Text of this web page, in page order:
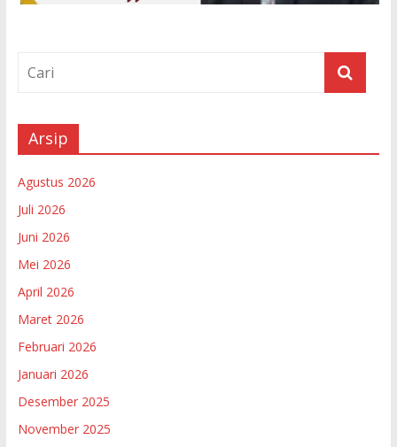
Arsip
Agustus 2026
Juli 2026
Juni 2026
Mei 2026
April 2026
Maret 2026
Februari 2026
Januari 2026
Desember 2025
November 2025